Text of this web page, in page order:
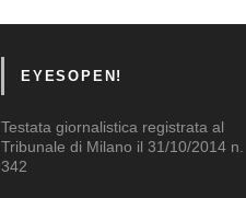
EYESOPEN!
Testata giornalistica registrata al
Tribunale di Milano il 31/10/2014 n.
342